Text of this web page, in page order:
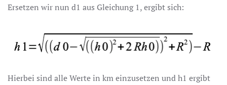
Ersetzen wir nun d1 aus Gleichung 1, ergibt sich:
Hierbei sind alle Werte in km einzusetzen und h1 ergibt